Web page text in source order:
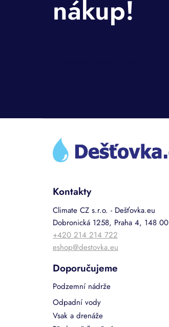
Z
Kontakty
Climate CZ s.r.o. - Dešťovka.eu
Dobronická 1258, Praha 4, 148 00
+420 214 214 722
eshop@destovka.eu
Doporučujeme
Podzemní nádrže
Odpadní vody
Vsak a drenáže